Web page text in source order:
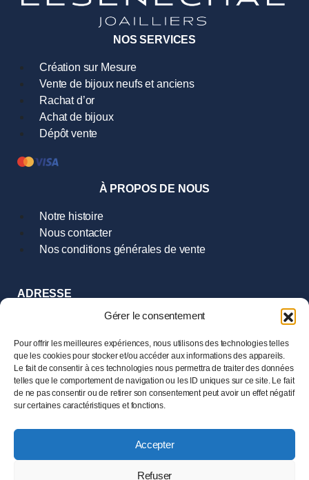
Gérer le consentement
Pour offrir les meilleures expériences, nous utilisons des technologies telles
que les cookies pour stocker et/ou accéder aux informations des appareils.
Le fait de consentir à ces technologies nous permettra de traiter des données
telles que le comportement de navigation ou les ID uniques sur ce site. Le fait
de ne pas consentir ou de retirer son consentement peut avoir un effet négatif
sur certaines caractéristiques et fonctions.
Accepter
Refuser
NOS SERVICES
Création sur Mesure
Vente de bijoux neufs et anciens
Rachat d’or
Achat de bijoux
Dépôt vente
À PROPOS DE NOUS
Notre histoire
Nous contacter
Nos conditions générales de vente
ADRESSE
Tél :02.99.385.385
HORAIRES
Mardi au Samedi
de 11h00 à 19h00
© 2024 LESENECHAL – Tous droits réservés –
légales